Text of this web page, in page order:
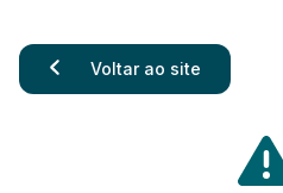
Voltar ao site